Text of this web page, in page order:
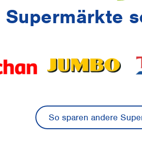
Supermärkte
So sparen andere